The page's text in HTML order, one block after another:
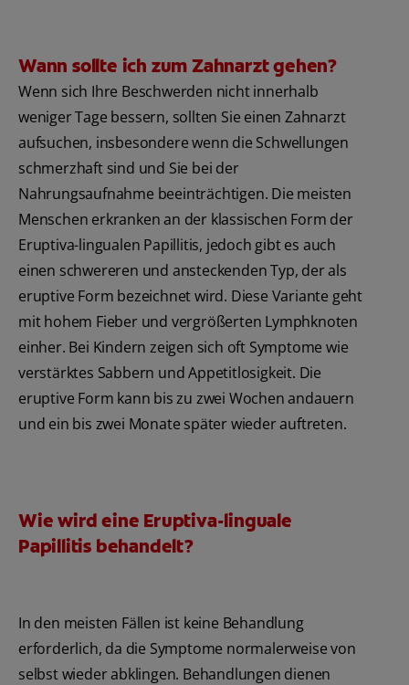
Wann sollte ich zum Zahnarzt gehen?
Wenn sich Ihre Beschwerden nicht innerhalb
weniger Tage bessern, sollten Sie einen Zahnarzt
aufsuchen, insbesondere wenn die Schwellungen
schmerzhaft sind und Sie bei der
Nahrungsaufnahme beeinträchtigen. Die meisten
Menschen erkranken an der klassischen Form der
Eruptiva-lingualen Papillitis, jedoch gibt es auch
einen schwereren und ansteckenden Typ, der als
eruptive Form bezeichnet wird. Diese Variante geht
mit hohem Fieber und vergrößerten Lymphknoten
einher. Bei Kindern zeigen sich oft Symptome wie
verstärktes Sabbern und Appetitlosigkeit. Die
eruptive Form kann bis zu zwei Wochen andauern
und ein bis zwei Monate später wieder auftreten.
Wie wird eine Eruptiva-linguale
Papillitis behandelt?
In den meisten Fällen ist keine Behandlung
erforderlich, da die Symptome normalerweise von
selbst wieder abklingen. Behandlungen dienen